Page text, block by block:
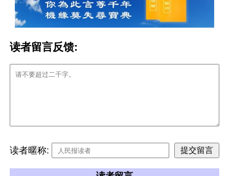
读者留言反馈:
读者暱称: